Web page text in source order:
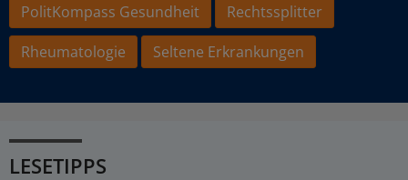
PolitKompass Gesundheit
Rechtssplitter
Rheumatologie
Seltene Erkrankungen
LESETIPPS